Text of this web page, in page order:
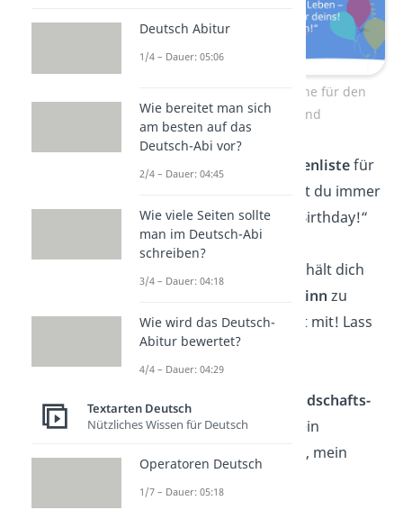
Geburtstagswünsche für den
besten Freund
Bestenlistefür
Freunde gäbe, wärst du immer
auf Platz 1! Happy Birthday!“
„Ein wahrer Freund hält dich
Unsinn zu
machen — er macht mit! Lass
uns feiern!“
„Lebenslange
Freundschafts-
Garantie? Mit dir kein
Problem! Alles Gute, mein
Deutsch Abitur
1/4 – Dauer: 05:06
Wie bereitet man sich
am besten auf das
Deutsch-Abi vor?
2/4 – Dauer: 04:45
Wie viele Seiten sollte
man im Deutsch-Abi
schreiben?
3/4 – Dauer: 04:18
Wie wird das Deutsch-
Abitur bewertet?
4/4 – Dauer: 04:29
Textarten Deutsch
Nützliches Wissen für Deutsch
Operatoren Deutsch
1/7 – Dauer: 05:18